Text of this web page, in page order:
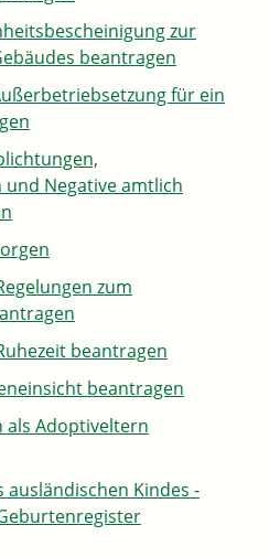
zur
beantragen
für ein
Negative amtlich
zum
beantragen
beantragen
als Adoptiveltern
ausländischen Kindes -